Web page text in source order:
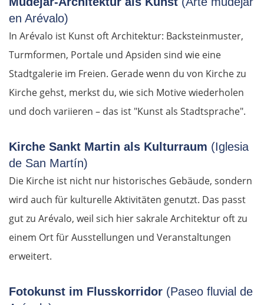
en Arévalo)
In Arévalo ist Kunst oft Architektur: Backsteinmuster,
Turmformen, Portale und Apsiden sind wie eine
Stadtgalerie im Freien. Gerade wenn du von Kirche zu
Kirche gehst, merkst du, wie sich Motive wiederholen
und doch variieren – das ist "Kunst als Stadtsprache".
Kirche Sankt Martin als Kulturraum (Iglesia
de San Martín)
Die Kirche ist nicht nur historisches Gebäude, sondern
wird auch für kulturelle Aktivitäten genutzt. Das passt
gut zu Arévalo, weil sich hier sakrale Architektur oft zu
einem Ort für Ausstellungen und Veranstaltungen
erweitert.
Fotokunst im Flusskorridor (Paseo fluvial de